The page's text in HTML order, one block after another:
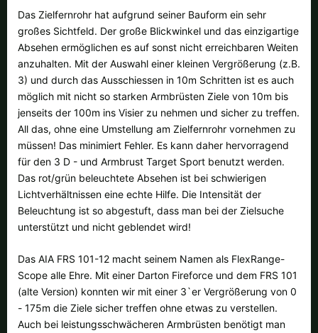
Das Zielfernrohr hat aufgrund seiner Bauform ein sehr
großes Sichtfeld. Der große Blickwinkel und das einzigartige
Absehen ermöglichen es auf sonst nicht erreichbaren Weiten
anzuhalten. Mit der Auswahl einer kleinen Vergrößerung (z.B.
3) und durch das Ausschiessen in 10m Schritten ist es auch
möglich mit nicht so starken Armbrüsten Ziele von 10m bis
jenseits der 100m ins Visier zu nehmen und sicher zu treffen.
All das, ohne eine Umstellung am Zielfernrohr vornehmen zu
müssen! Das minimiert Fehler. Es kann daher hervorragend
für den 3 D - und Armbrust Target Sport benutzt werden.
Das rot/grün beleuchtete Absehen ist bei schwierigen
Lichtverhältnissen eine echte Hilfe. Die Intensität der
Beleuchtung ist so abgestuft, dass man bei der Zielsuche
unterstützt und nicht geblendet wird!
Das AIA FRS 101-12 macht seinem Namen als FlexRange-
Scope alle Ehre. Mit einer Darton Fireforce und dem FRS 101
(alte Version) konnten wir mit einer 3`er Vergrößerung von 0
- 175m die Ziele sicher treffen ohne etwas zu verstellen.
Auch bei leistungsschwächeren Armbrüsten benötigt man